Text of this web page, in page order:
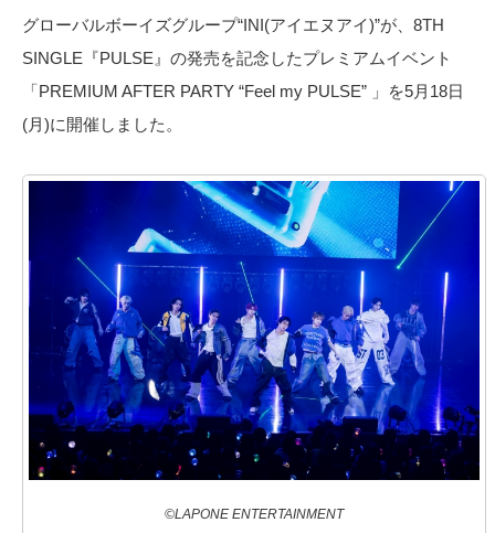
グローバルボーイズグループ“INI(アイエヌアイ)”が、8TH
SINGLE『PULSE』の発売を記念したプレミアムイベント
「PREMIUM AFTER PARTY “Feel my PULSE” 」を5月18日
(月)に開催しました。
©LAPONE ENTERTAINMENT